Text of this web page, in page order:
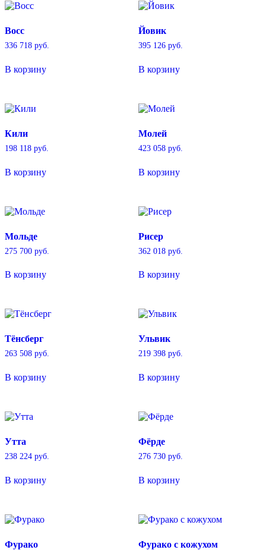
Восс
336 718 руб.
В корзину
Йовик
395 126 руб.
В корзину
Кили
198 118 руб.
В корзину
Молей
423 058 руб.
В корзину
Мольде
275 700 руб.
В корзину
Рисер
362 018 руб.
В корзину
Тёнсберг
263 508 руб.
В корзину
Ульвик
219 398 руб.
В корзину
Утта
238 224 руб.
В корзину
Фёрде
276 730 руб.
В корзину
Фурако Фурако с кожухом